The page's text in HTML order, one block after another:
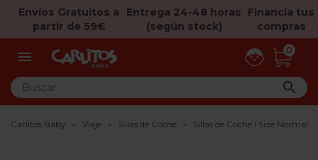
Envíos Gratuitos a
partir de 59€
Entrega 24-48 horas
(según stock)
Financia tus
compras
 0

Carlitos Baby Viaje Sillas de Coche Sillas de Coche I Size